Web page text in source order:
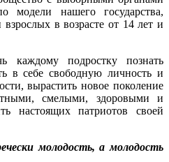
модели нашего государства,
в возрасте от 14 лет и
каждому подростку познать
в себе свободную личность и
вырастить новое поколение
смелыми, здоровыми и
настоящих патриотов своей
молодость, а молодость